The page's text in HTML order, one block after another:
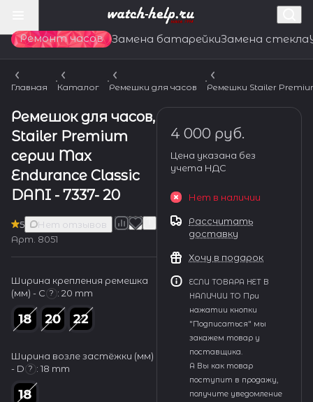
Ремонт часов Замена батарейкиЗамена стекла
Главная Каталог Ремешки для часов Ремешки Stailer
Ремешок для часов,
Stailer Premium
серии Max
Endurance Classic
DANI - 7337- 20
5
Нет отзывов
Арт. 8051
Ширина крепления ремешка
(мм) - С ? : 20 mm
Ширина возле застёжки (мм)
- D ? : 18 mm
4 000 руб.
Цена указана без
учета НДС
Нет в наличии
Рассчитать
доставку
Хочу в подарок
ЕСЛИ ТОВАРА НЕТ В
НАЛИЧИИ ТО При
нажатии кнопки
"Подписаться" мы
закажем товар у
поставщика.
А Вы как товар
поступит в продажу,
получите уведомление